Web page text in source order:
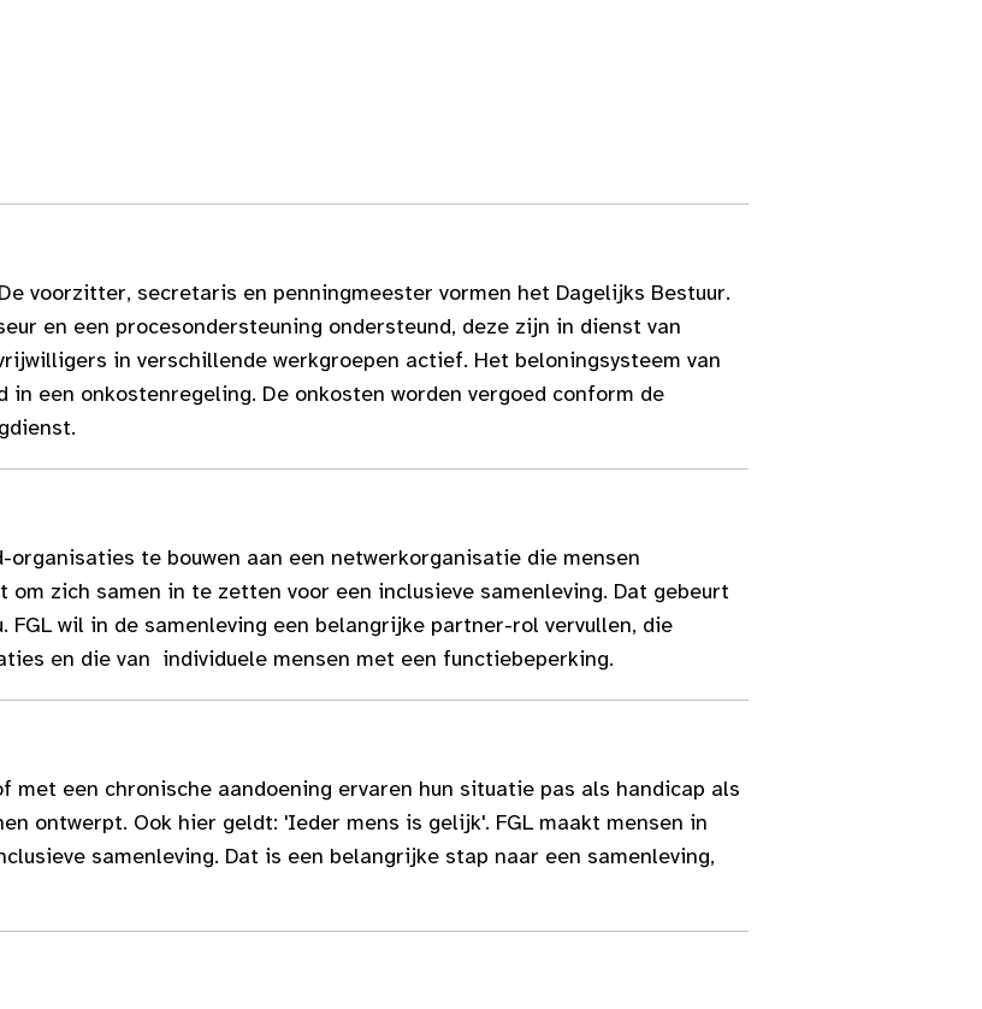
voorzitter, secretaris en penningmeester vormen het Dagelijks Bestuur.
en een procesondersteuning ondersteund, deze zijn in dienst van
in verschillende werkgroepen actief. Het beloningsysteem van
een onkostenregeling. De onkosten worden vergoed conform de
organisaties te bouwen aan een netwerkorganisatie die mensen
zich samen in te zetten voor een inclusieve samenleving. Dat gebeurt
FGL wil in de samenleving een belangrijke partner-rol vervullen, die
en die van individuele mensen met een functiebeperking.
met een chronische aandoening ervaren hun situatie pas als handicap als
ontwerpt. Ook hier geldt: 'Ieder mens is gelijk'. FGL maakt mensen in
samenleving. Dat is een belangrijke stap naar een samenleving,